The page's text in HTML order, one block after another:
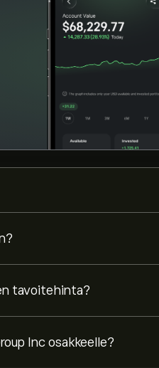
tavoitehinta?
Inc osakkeelle?